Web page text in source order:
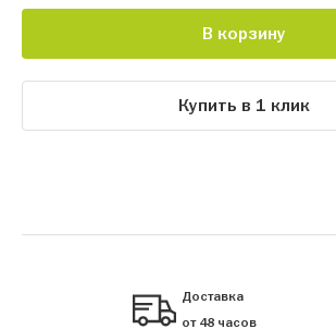
В корзину
Купить в 1 клик
Доставка
от 48 часов